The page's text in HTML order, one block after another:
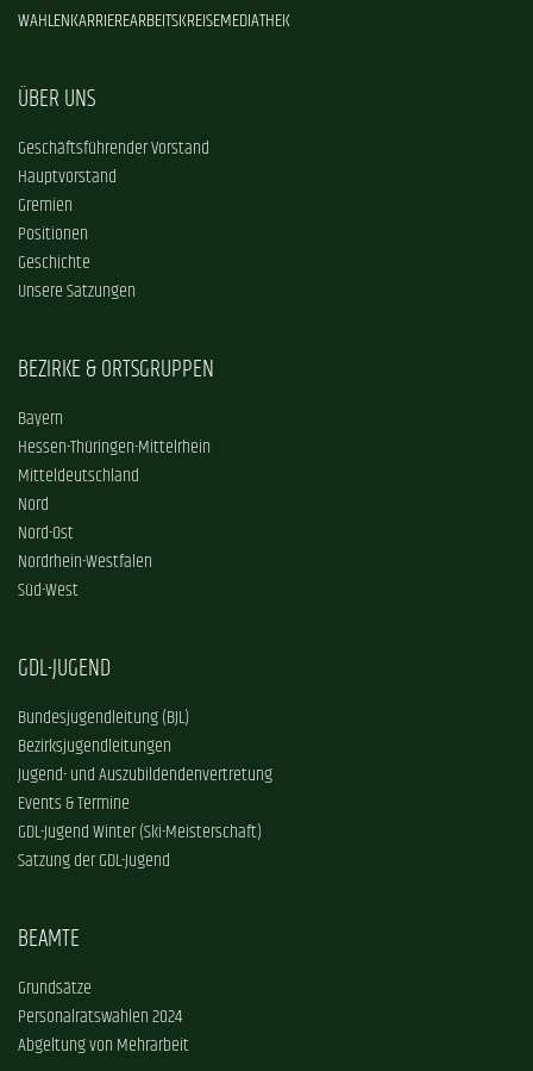
WAHLENKARRIEREARBEITSKREISEMEDIATHEK
ÜBER UNS
Geschäftsführender Vorstand
Hauptvorstand
Gremien
Positionen
Geschichte
Unsere Satzungen
BEZIRKE & ORTSGRUPPEN
Bayern
Hessen-Thüringen-Mittelrhein
Mitteldeutschland
Nord
Nord-Ost
Nordrhein-Westfalen
Süd-West
GDL-JUGEND
Bundesjugendleitung (BJL)
Bezirksjugendleitungen
Jugend- und Auszubildendenvertretung
Events & Termine
GDL-Jugend Winter (Ski-Meisterschaft)
Satzung der GDL-Jugend
BEAMTE
Grundsätze
Personalratswahlen 2024
Abgeltung von Mehrarbeit